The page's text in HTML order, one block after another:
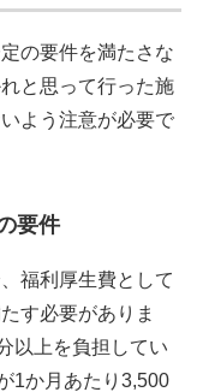
の要件を満たさな
と思って行った施
よう注意が必要で
要件
福利厚生費として
す必要がありま
以上を負担してい
1か月あたり3,500